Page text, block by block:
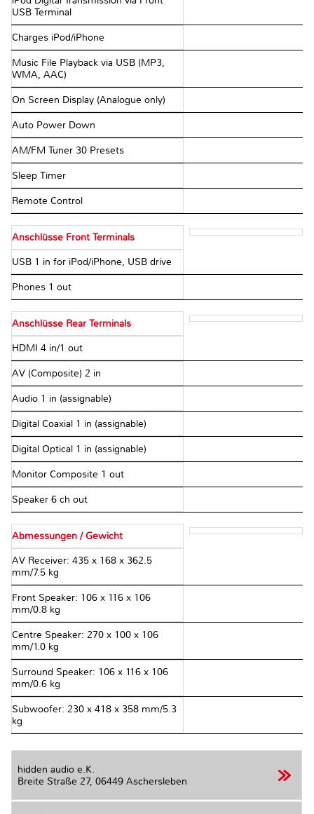
USB Terminal
Charges iPod/iPhone
Music File Playback via USB (MP3,
WMA, AAC)
On Screen Display (Analogue only)
Auto Power Down
AM/FM Tuner 30 Presets
Sleep Timer
Remote Control
Anschlüsse Front Terminals
USB 1 in for iPod/iPhone, USB drive
Phones 1 out
Anschlüsse Rear Terminals
HDMI 4 in/1 out
AV (Composite) 2 in
Audio 1 in (assignable)
Digital Coaxial 1 in (assignable)
Digital Optical 1 in (assignable)
Monitor Composite 1 out
Speaker 6 ch out
Abmessungen / Gewicht
AV Receiver: 435 x 168 x 362.5
mm/7.5 kg
Front Speaker: 106 x 116 x 106
mm/0.8 kg
Centre Speaker: 270 x 100 x 106
mm/1.0 kg
Surround Speaker: 106 x 116 x 106
mm/0.6 kg
Subwoofer: 230 x 418 x 358 mm/5.3
kg
hidden audio e.K.
Breite Straße 27, 06449 Aschersleben